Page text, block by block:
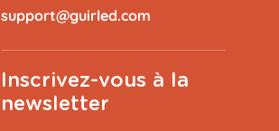
Inscrivez-vous à la
newsletter